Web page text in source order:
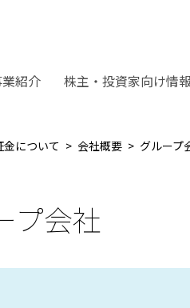
紹介 株主・投資家向け情報
金について 会社概要 グループ
プ会社